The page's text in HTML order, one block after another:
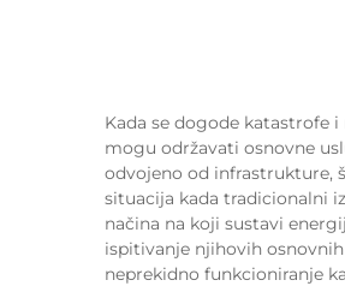
Kada se dogode katastrofe
mogu održavati osnovne
odvojeno od infrastrukture,
situacija kada tradicionalni
načina na koji sustavi
ispitivanje njihovih
neprekidno funkcioniranje